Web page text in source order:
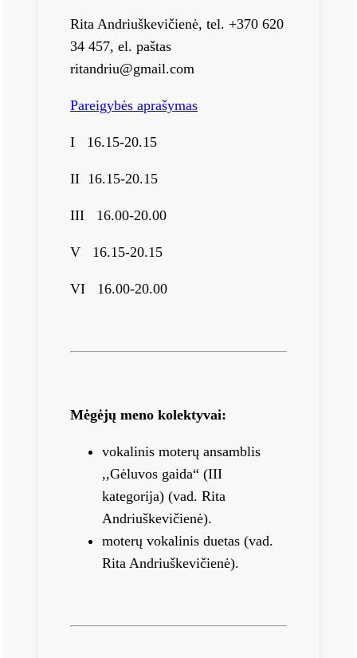
Rita Andriuškevičienė, tel. +370 620
34 457, el. paštas
ritandriu@gmail.com
Pareigybės aprašymas
I 16.15-20.15
II 16.15-20.15
III 16.00-20.00
V 16.15-20.15
VI 16.00-20.00
Mėgėjų meno kolektyvai:
vokalinis moterų ansamblis
,,Gėluvos gaida“ (III
kategorija) (vad. Rita
Andriuškevičienė).
moterų vokalinis duetas (vad.
Rita Andriuškevičienė).